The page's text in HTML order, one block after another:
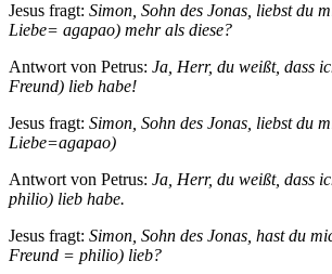
Jesus fragt: Simon, Sohn des Jonas, liebst du
Liebe= agapao) mehr als diese?
Antwort von Petrus: Ja, Herr, du weißt, dass
Freund) lieb habe!
Jesus fragt: Simon, Sohn des Jonas, liebst du
Liebe=agapao)
Antwort von Petrus: Ja, Herr, du weißt, dass
philio) lieb habe.
Jesus fragt: Simon, Sohn des Jonas, hast du
Freund = philio) lieb?